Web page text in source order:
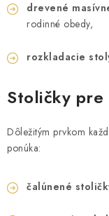
drevené
rodinné obedy,
rozkladacie
Stoličky
Dôležitým prvkom
ponúka:
čalúnené